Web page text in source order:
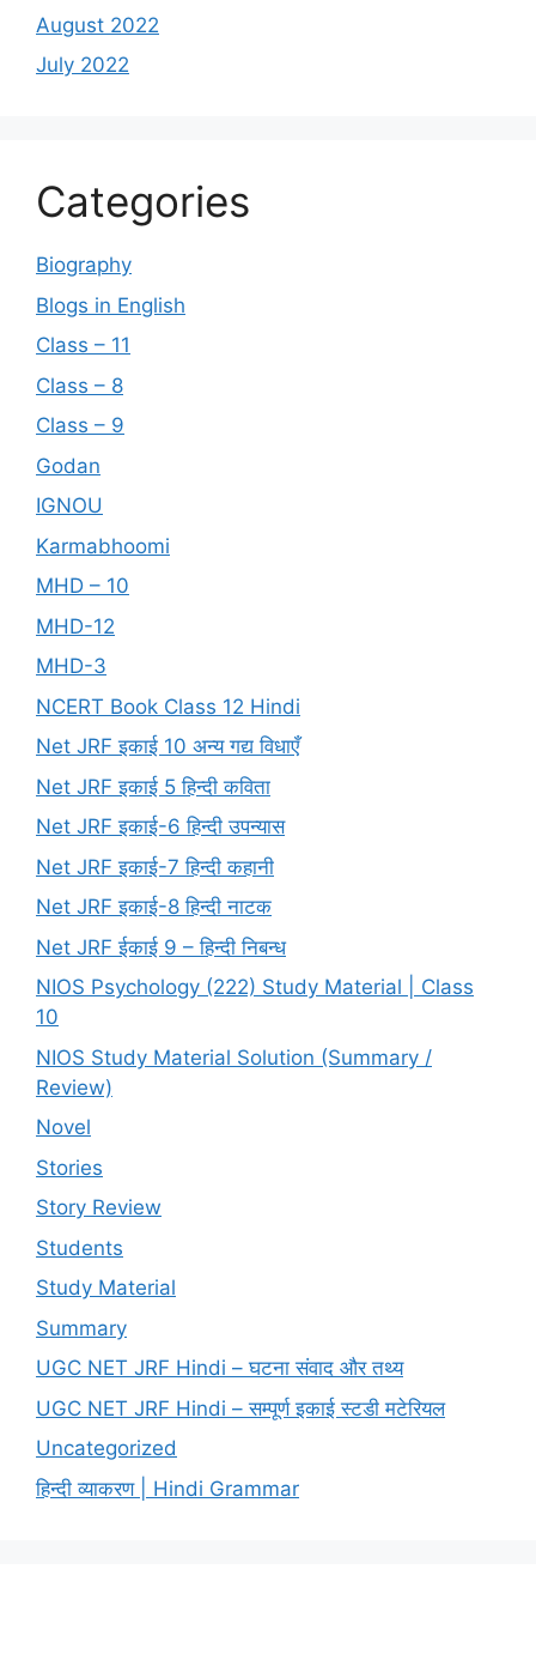
August 2022
July 2022
Categories
Biography
Blogs in English
Class – 11
Class – 8
Class – 9
Godan
IGNOU
Karmabhoomi
MHD – 10
MHD-12
MHD-3
NCERT Book Class 12 Hindi
Net JRF इकाई 10 अन्य गद्य विधाएँ
Net JRF इकाई 5 हिन्दी कविता
Net JRF इकाई-6 हिन्दी उपन्यास
Net JRF इकाई-7 हिन्दी कहानी
Net JRF इकाई-8 हिन्दी नाटक
Net JRF ईकाई 9 – हिन्दी निबन्ध
NIOS Psychology (222) Study Material | Class
10
NIOS Study Material Solution (Summary /
Review)
Novel
Stories
Story Review
Students
Study Material
Summary
UGC NET JRF Hindi – घटना संवाद और तथ्य
UGC NET JRF Hindi – सम्पूर्ण इकाई स्टडी मटेरियल
Uncategorized
हिन्दी व्याकरण | Hindi Grammar